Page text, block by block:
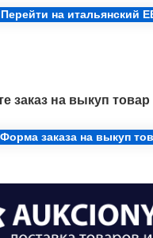
Перейти на итальянский
заказ на выкуп товар
Форма заказа на выкуп